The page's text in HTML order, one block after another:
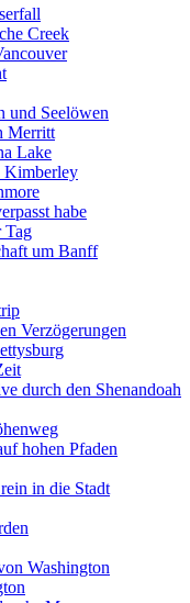
Creek
und Seelöwen
Merritt
Lake
Kimberley
habe
Tag
um Banff
Verzögerungen
durch den Shenandoah
hohen Pfaden
in die Stadt
Washington